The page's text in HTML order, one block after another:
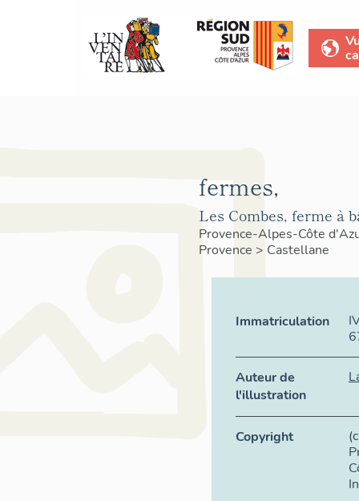
fermes,
Les Combes, ferme à
Provence-Alpes-Côte
Provence > Castellane
Immatriculation
Auteur de
l'illustration
Copyright